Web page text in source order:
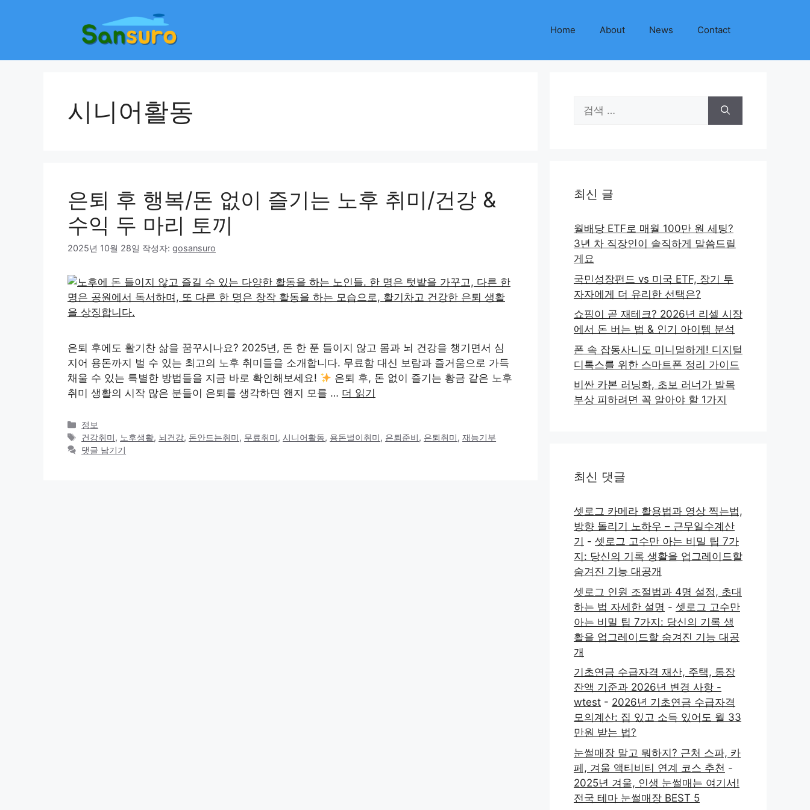
Home About News Contact
시니어활동
은퇴 후 행복/돈 없이 즐기는 노후 취미/건강 &
수익 두 마리 토끼
2025년 10월 28일 작성자: gosansuro
은퇴 후에도 활기찬 삶을 꿈꾸시나요? 2025년, 돈 한 푼 들이지 않고 몸과 뇌 건강을 챙기면서 심
지어 용돈까지 벌 수 있는 최고의 노후 취미들을 소개합니다. 무료함 대신 보람과 즐거움으로 가득
채울 수 있는 특별한 방법들을 지금 바로 확인해보세요!
은퇴 후, 돈 없이 즐기는 황금 같은 노후
취미 생활의 시작 많은 분들이 은퇴를 생각하면 왠지 모를 … 더 읽기
카
테
고
정보
태
그
건강취미, 노후생활, 뇌건강, 돈안드는취미, 무료취미,시니어활동, 용돈벌이취미, 은퇴준비, 은퇴취미,재능기부
댓글 남기기
색:
최신 글
월배당 ETF로 매월 100만 원 세팅?
3년 차 직장인이 솔직하게 말씀드릴
게요
국민성장펀드 vs 미국 ETF, 장기 투
자자에게 더 유리한 선택은?
쇼핑이 곧 재테크? 2026년 리셀 시장
에서 돈 버는 법 & 인기 아이템 분석
폰 속 잡동사니도 미니멀하게! 디지털
디톡스를 위한 스마트폰 정리 가이드
비싼 카본 러닝화, 초보 러너가 발목
부상 피하려면 꼭 알아야 할 1가지
최신 댓글
셋로그 카메라 활용법과 영상 찍는법,
방향 돌리기 노하우 – 근무일수계산
기 - 셋로그 고수만 아는 비밀 팁 7가
지: 당신의 기록 생활을 업그레이드할
숨겨진 기능 대공개
셋로그 인원 조절법과 4명 설정, 초대
하는 법 자세한 설명 - 셋로그 고수만
아는 비밀 팁 7가지: 당신의 기록 생
활을 업그레이드할 숨겨진 기능 대공
개
기초연금 수급자격 재산, 주택, 통장
잔액 기준과 2026년 변경 사항 -
wtest - 2026년 기초연금 수급자격
모의계산: 집 있고 소득 있어도 월 33
만원 받는 법?
눈썰매장 말고 뭐하지? 근처 스파, 카
페, 겨울 액티비티 연계 코스 추천 -
2025년 겨울, 인생 눈썰매는 여기서!
전국 테마 눈썰매장 BEST 5